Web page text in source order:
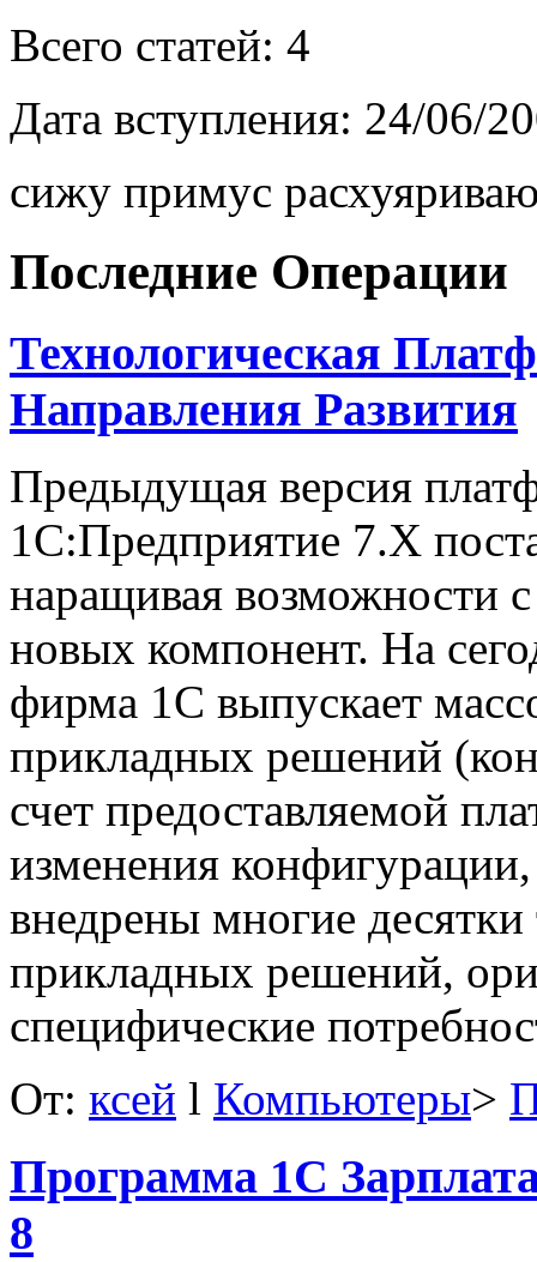
Всего статей: 4
Дата вступления: 24/06/
сижу примус
Последние Операции
Технологическая
Направления Развития
Предыдущая версия
1С:Предприятие 7.Х
наращивая возможности
новых компонент. На
фирма 1С выпускает
прикладных решений
счет предоставляемой
изменения
внедрены многие
прикладных решений,
специфические
От: ксей l Компьютеры>
Программа 1С
8